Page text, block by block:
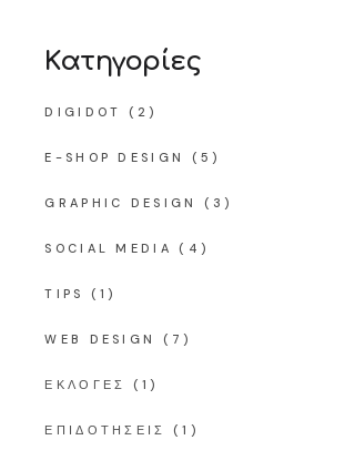
Kατηγορίες
DIGIDOT (2)
E-SHOP DESIGN (5)
GRAPHIC DESIGN (3)
SOCIAL MEDIA (4)
TIPS (1)
WEB DESIGN (7)
ΕΚΛΟΓΈΣ (1)
ΕΠΙΔΟΤΉΣΕΙΣ (1)